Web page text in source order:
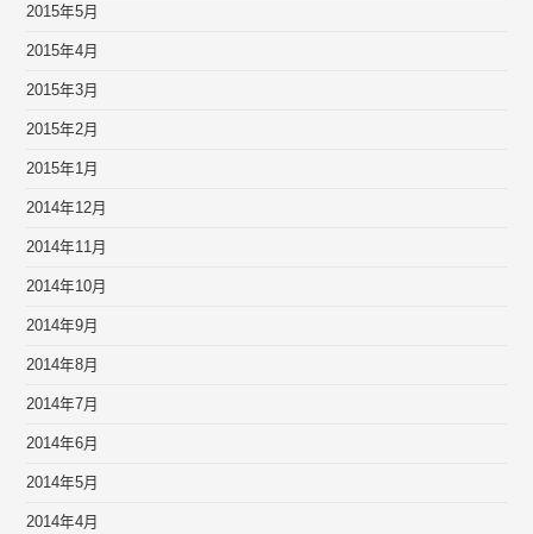
2015年5月
2015年4月
2015年3月
2015年2月
2015年1月
2014年12月
2014年11月
2014年10月
2014年9月
2014年8月
2014年7月
2014年6月
2014年5月
2014年4月